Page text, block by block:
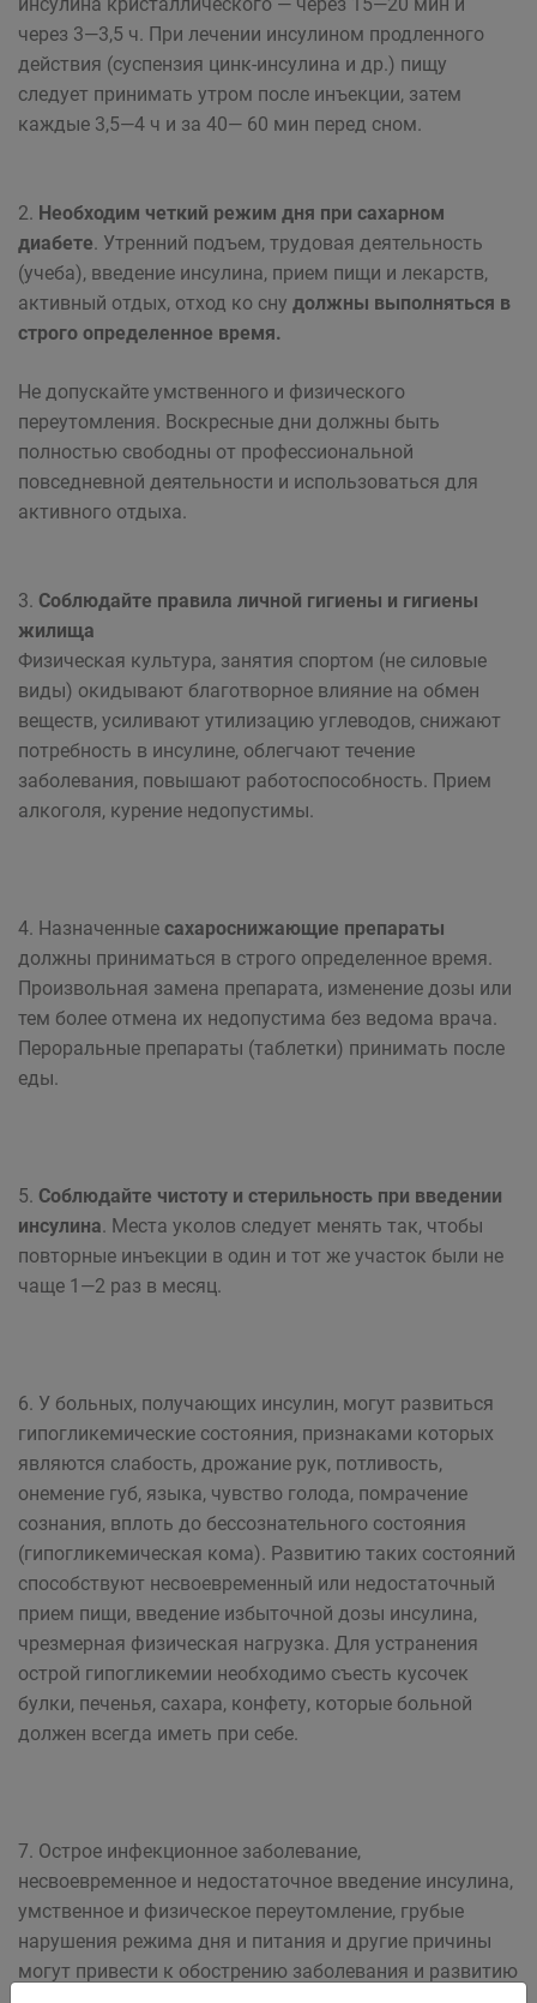
через 3—3,5 ч. При лечении инсулином продленного
действия (суспензия цинк-инсулина и др.) пищу
следует принимать утром после инъекции, затем
каждые 3,5—4 ч и за 40— 60 мин перед сном.
2. Необходим четкий режим дня при сахарном
диабете. Утренний подъем, трудовая деятельность
(учеба), введение инсулина, прием пищи и лекарств,
активный отдых, отход ко сну должны выполняться в
строго определенное время.
Не допускайте умственного и физического
переутомления. Воскресные дни должны быть
полностью свободны от профессиональной
повседневной деятельности и использоваться для
активного отдыха.
3. Соблюдайте правила личной гигиены и гигиены
жилища
Физическая культура, занятия спортом (не силовые
виды) окидывают благотворное влияние на обмен
веществ, усиливают утилизацию углеводов, снижают
потребность в инсулине, облегчают течение
заболевания, повышают работоспособность. Прием
алкоголя, курение недопустимы.
4. Назначенные сахароснижающие препараты
должны приниматься в строго определенное время.
Произвольная замена препарата, изменение дозы или
тем более отмена их недопустима без ведома врача.
Пероральные препараты (таблетки) принимать после
еды.
5. Соблюдайте чистоту и стерильность при введении
инсулина. Места уколов следует менять так, чтобы
повторные инъекции в один и тот же участок были не
чаще 1—2 раз в месяц.
6. У больных, получающих инсулин, могут развиться
гипогликемические состояния, признаками которых
являются слабость, дрожание рук, потливость,
онемение губ, языка, чувство голода, помрачение
сознания, вплоть до бессознательного состояния
(гипогликемическая кома). Развитию таких состояний
способствуют несвоевременный или недостаточный
прием пищи, введение избыточной дозы инсулина,
чрезмерная физическая нагрузка. Для устранения
острой гипогликемии необходимо съесть кусочек
булки, печенья, сахара, конфету, которые больной
должен всегда иметь при себе.
7. Острое инфекционное заболевание,
несвоевременное и недостаточное введение инсулина,
умственное и физическое переутомление, грубые
нарушения режима дня и питания и другие причины
могут привести к обострению заболевания и развитию